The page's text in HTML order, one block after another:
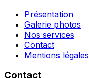
Présentation
Galerie photos
Nos services
Contact
Mentions légales
Contact